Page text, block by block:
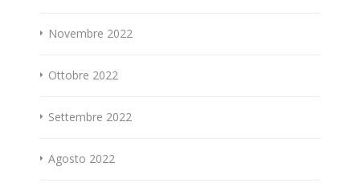
Novembre 2022
Ottobre 2022
Settembre 2022
Agosto 2022